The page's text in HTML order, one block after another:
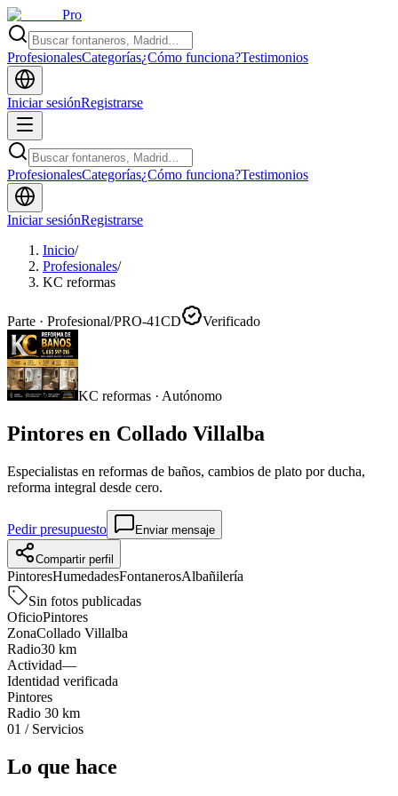
Pro
ProfesionalesCategorías¿Cómo funciona?Testimonios
Iniciar sesiónRegistrarse
ProfesionalesCategorías¿Cómo funciona?Testimonios
Iniciar sesiónRegistrarse
Inicio/
Profesionales/
KC reformas
Parte · Profesional/PRO-41CD Verificado
KC reformas · Autónomo
Pintores en Collado Villalba
Especialistas en reformas de baños, cambios de plato por ducha,
reforma integral desde cero.
Pedir presupuesto Enviar mensaje
Compartir perfil
PintoresHumedadesFontanerosAlbañilería
Sin fotos publicadas
OficioPintores
ZonaCollado Villalba
Radio30 km
Actividad—
Identidad verificada
Pintores
Radio 30 km
01 / Servicios
Lo que hace